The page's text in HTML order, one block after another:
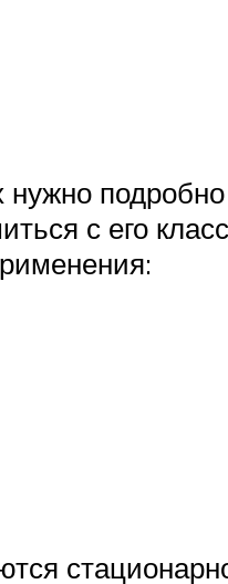
подробно
с его